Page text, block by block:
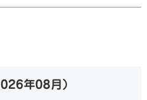
年08月）